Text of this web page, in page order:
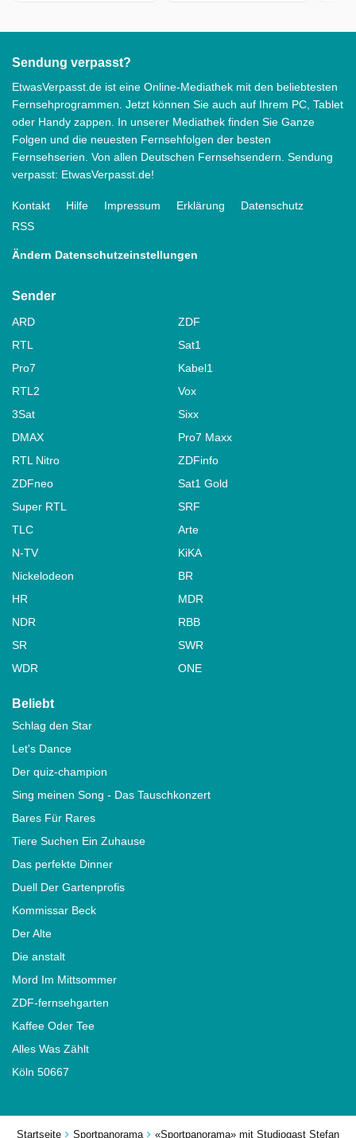
Startseite Sportpanorama «Sportpanorama» mit Studiogast Stefan
Sendung verpasst?
EtwasVerpasst.de ist eine Online-Mediathek mit den beliebtesten
Fernsehprogrammen. Jetzt können Sie auch auf Ihrem PC, Tablet
oder Handy zappen. In unserer Mediathek finden Sie Ganze
Folgen und die neuesten Fernsehfolgen der besten
Fernsehserien. Von allen Deutschen Fernsehsendern. Sendung
verpasst: EtwasVerpasst.de!
Kontakt Hilfe Impressum Erklärung
Datenschutz
RSS
Ändern Datenschutzeinstellungen
Sender
ARD
ZDF
RTL
Sat1
Pro7
Kabel1
RTL2
Vox
3Sat
Sixx
DMAX
Pro7 Maxx
RTL Nitro
ZDFinfo
ZDFneo
Sat1 Gold
Super RTL
SRF
TLC
Arte
N-TV
KiKA
Nickelodeon
BR
HR
MDR
NDR
RBB
SR
SWR
WDR
ONE
Beliebt
Schlag den Star
Let's Dance
Der quiz-champion
Sing meinen Song - Das Tauschkonzert
Bares Für Rares
Tiere Suchen Ein Zuhause
Das perfekte Dinner
Duell Der Gartenprofis
Kommissar Beck
Der Alte
Die anstalt
Mord Im Mittsommer
ZDF-fernsehgarten
Kaffee Oder Tee
Alles Was Zählt
Köln 50667